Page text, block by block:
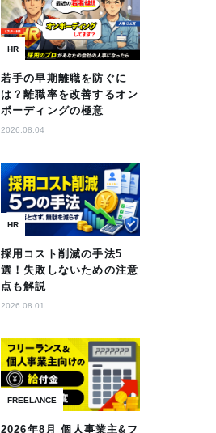
HR
若手の早期離職を防ぐに
は？離職率を改善するオン
ボーディングの極意
2026.08.04
HR
採用コスト削減の手法5
選！失敗しないための注意
点も解説
2026.08.01
FREELANCE
2026年8月 個人事業主&フ